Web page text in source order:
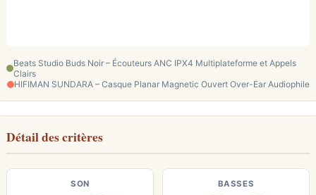
Beats Studio Buds Noir – Écouteurs ANC IPX4 Multiplateforme et Appels
Clairs
HIFIMAN SUNDARA – Casque Planar Magnetic Ouvert Over-Ear Audiophile
Détail des critères
SON BASSES